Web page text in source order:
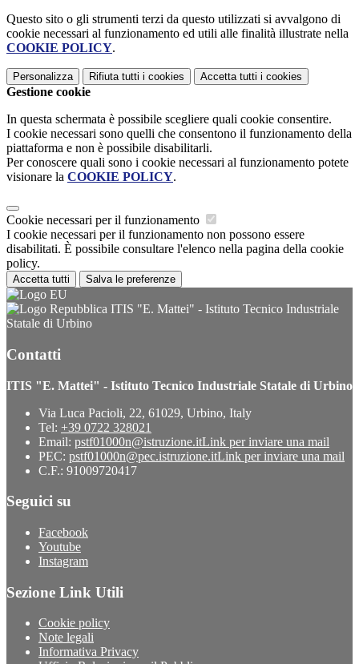
Questo sito o gli strumenti terzi da questo utilizzati si avvalgono di
cookie necessari al funzionamento ed utili alle finalità illustrate nella
COOKIE POLICY.
Personalizza Rifiuta tutti i cookies Accetta tutti i cookies
Gestione cookie
In questa schermata è possibile scegliere quali cookie consentire.
I cookie necessari sono quelli che consentono il funzionamento della
piattaforma e non è possibile disabilitarli.
Per conoscere quali sono i cookie necessari al funzionamento potete
visionare la COOKIE POLICY.
Cookie necessari per il funzionamento
I cookie necessari per il funzionamento non possono essere
disabilitati. È possibile consultare l'elenco nella pagina della cookie
policy.
Accetta tutti Salva le preferenze
ITIS "E. Mattei" - Istituto Tecnico Industriale
Statale di Urbino
Contatti
ITIS "E. Mattei" - Istituto Tecnico Industriale Statale di Urbino
Via Luca Pacioli, 22, 61029, Urbino, Italy
Tel: +39 0722 328021
Email: pstf01000n@istruzione.itLink per inviare una mail
PEC: pstf01000n@pec.istruzione.itLink per inviare una mail
C.F.: 91009720417
Seguici su
Facebook
Youtube
Instagram
Sezione Link Utili
Cookie policy
Note legali
Informativa Privacy